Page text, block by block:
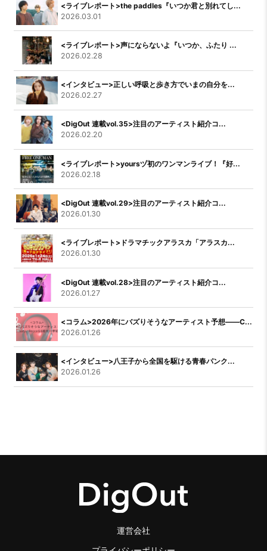
<ライブレポート>the paddles『いつか君と別れてし...
2026.03.01
<ライブレポート>声にならないよ『いつか、ふたり ...
2026.02.28
<インタビュー>正しい呼吸と歩き方でいまの自分を...
2026.02.27
<DigOut 連載vol.35>注目のアーティスト紹介コ...
2026.02.20
<ライブレポート>yoursヅ初のワンマンライブ！『好...
2026.02.18
<DigOut 連載vol.29>注目のアーティスト紹介コ...
2026.01.30
<ライブレポート>ドラマチックアラスカ「アラスカ...
2026.01.30
<DigOut 連載vol.28>注目のアーティスト紹介コ...
2026.01.27
<コラム>2026年にバズりそうなアーティスト予想――C...
2026.01.26
<インタビュー>八王子から全国を駆ける青春パンク...
2026.01.26
運営会社